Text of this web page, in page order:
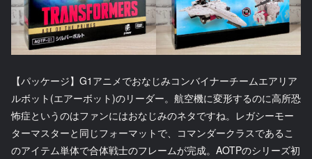
【パッケージ】G1アニメでおなじみコンバイナーチームエアリア
ルボット(エアーボット)のリーダー。航空機に変形するのに高所恐
怖症というのはファンにはおなじみのネタですね。レガシーモー
ターマスターと同じフォーマットで、コマンダークラスであるこ
のアイテム単体で合体戦士のフレームが完成。AOTPのシリーズ初